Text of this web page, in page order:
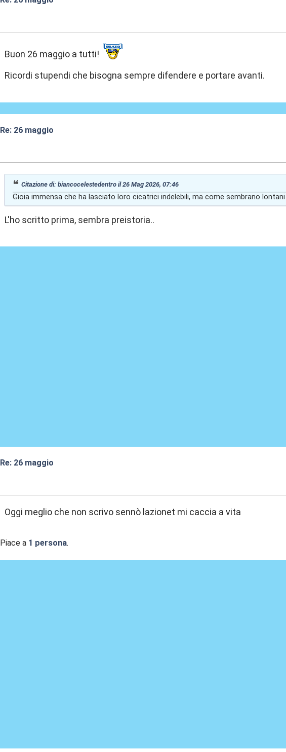
Buon 26 maggio a tutti!
Ricordi stupendi che bisogna sempre difendere e portare avanti.
Re: 26 maggio
Citazione di: biancocelestedentro il 26 Mag 2026, 07:46
Gioia immensa che ha lasciato loro cicatrici indelebili, ma come sembrano lontani
L'ho scritto prima, sembra preistoria..
Re: 26 maggio
Oggi meglio che non scrivo sennò lazionet mi caccia a vita
Piace a 1 persona.